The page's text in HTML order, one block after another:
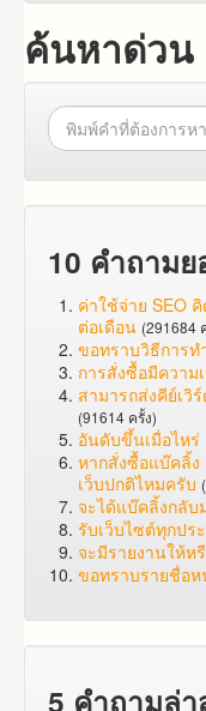
ค้นหาด่วน
10 คำถาม
ค่าใช้จ่าย SEO
ต่อเดือน (291684
ขอทราบวิธีการท
การสั่งซื้อมีความ
สามารถส่งคีย์เวิ
(91614 ครั้ง)
อันดับขึ้นเมื่อไห
หากสั่งซื้อแบ๊คลิ้ง
เว็บปกติไหมครับ
จะได้แบ๊คลิ้งกลับ
รับเว็บไซต์ทุกปร
จะมีรายงานให้ห
ขอทราบรายชื่อห
5 คำถามล่